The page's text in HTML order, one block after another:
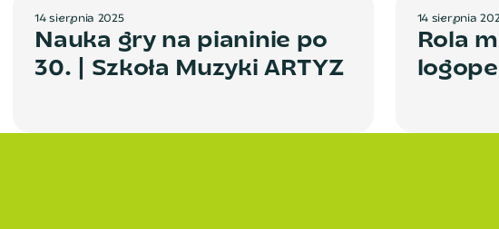
14 sierpnia 2025
Nauka gry na pianinie po
30. | Szkoła Muzyki ARTYZ
14 sierpnia 20
Rola